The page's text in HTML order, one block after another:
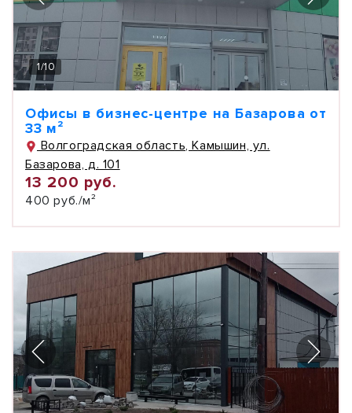
1/10
Офисы в бизнес-центре на Базарова от
33 м²
Волгоградская область, Камышин, ул.
Базарова, д. 101
13 200 руб.
400 руб./м²